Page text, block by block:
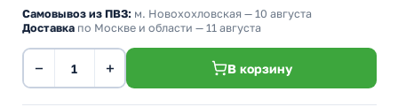
Самовывоз из ПВЗ: м. Новохохловская — 10 августа
Доставка по Москве и области — 11 августа
− + В корзину